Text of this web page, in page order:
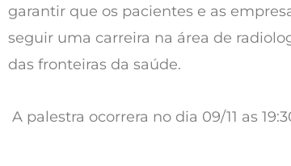
garantir que os pacientes e as
seguir uma carreira na área de
das fronteiras da saúde.
A palestra ocorrera no dia 09/11 as